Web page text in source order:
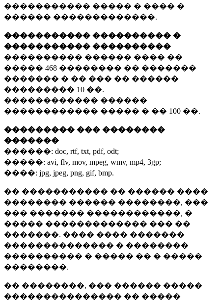
����������� ����� � ���� �
������ �������������.
����������� ���������� �
����������� ����������
���������� ������ ���� ��
����� 468 �������� �� �������
������� � �� ��� �� ������
��������� 10 ��.
������������ ������
������������ ����� � �� 100 ��.
��������� ��� ��������
�������
������: doc, rtf, txt, pdf, odt;
�����: avi, flv, mov, mpeg, wmv, mp4, 3gp;
����: jpg, jpeg, png, gif, bmp.
�� ����������� �� ������ ����
�������� ������ ��������, ���
��� ������� ������������, �
����� ������������� ��� ��
�������. ���� ���� �������
�������������� � ��������
���������� � ����� �� � �����
��������.
�� ��������, ��� ������ �����
��������������� �� �����